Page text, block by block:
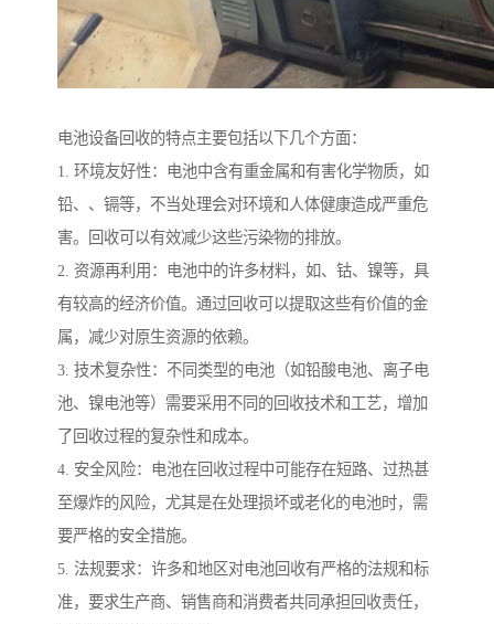
电池设备回收的特点主要包括以下几个方面：
1. 环境友好性：电池中含有重金属和有害化学物质，如
铅、、镉等，不当处理会对环境和人体健康造成严重危
害。回收可以有效减少这些污染物的排放。
2. 资源再利用：电池中的许多材料，如、钴、镍等，具
有较高的经济价值。通过回收可以提取这些有价值的金
属，减少对原生资源的依赖。
3. 技术复杂性：不同类型的电池（如铅酸电池、离子电
池、镍电池等）需要采用不同的回收技术和工艺，增加
了回收过程的复杂性和成本。
4. 安全风险：电池在回收过程中可能存在短路、过热甚
至爆炸的风险，尤其是在处理损坏或老化的电池时，需
要严格的安全措施。
5. 法规要求：许多和地区对电池回收有严格的法规和标
准，要求生产商、销售商和消费者共同承担回收责任，